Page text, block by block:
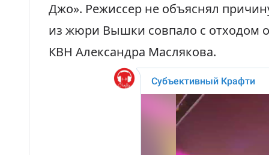
Джо». Режиссер не объяснял
из жюри Вышки совпало с отходом
КВН Александра Маслякова.